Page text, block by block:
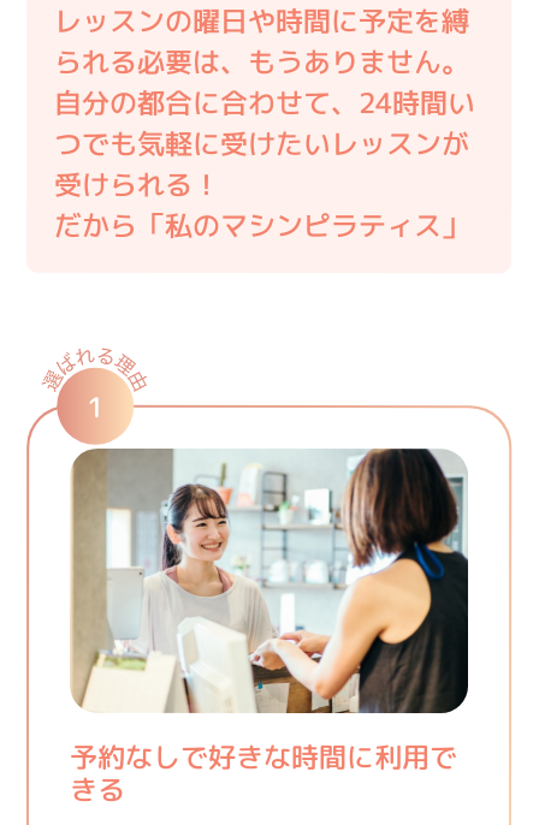
レッスンの曜日や時間に予定を縛
られる必要は、もうありません。
自分の都合に合わせて、24時間い
つでも気軽に受けたいレッスンが
受けられる！
だから「私のマシンピラティス」
1
予約なしで好きな時間に利用で
きる